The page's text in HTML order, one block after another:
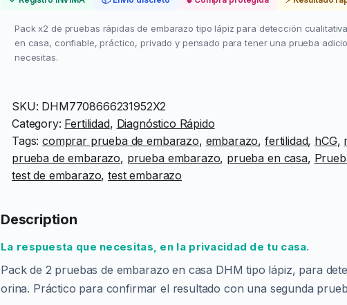
a
r
z
o
Pack x2 de pruebas rápidas de embarazo tipo lápiz para detección
en casa, confiable, práctico, privado y pensado para tener una prueba
necesitas.
SKU: DHM7708666231952X2
Category: Fertilidad, Diagnóstico Rápido
Tags:comprar prueba de embarazo, embarazo, fertilidad, hCG,
prueba de embarazo, prueba embarazo, prueba en casa,
test de embarazo, test embarazo
Description
La respuesta que necesitas, en la privacidad de tu casa.
Pack de 2 pruebas de embarazo en casa DHM tipo lápiz, para
orina. Práctico para confirmar el resultado con una segunda